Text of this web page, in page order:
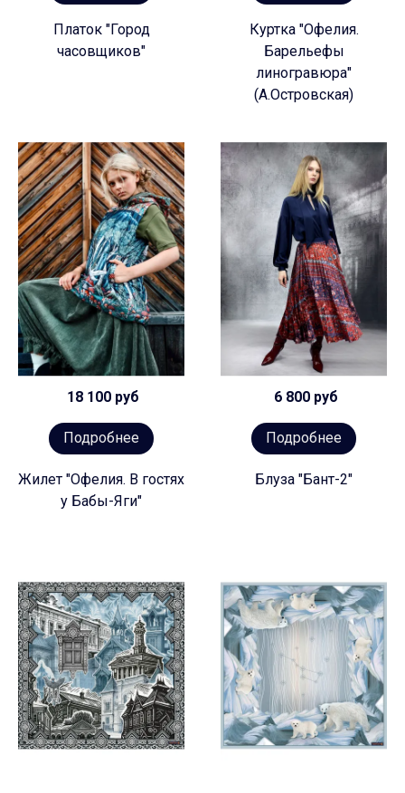
Платок "Город
часовщиков"
Куртка "Офелия.
Барельефы
линогравюра"
(А.Островская)
18 100 руб
Подробнее
Жилет "Офелия. В гостях
у Бабы-Яги"
6 800 руб
Подробнее
Блуза "Бант-2"